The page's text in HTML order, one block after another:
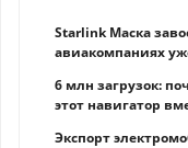
Starlink Маска
авиакомпаниях
6 млн загрузок:
этот навигатор
Экспорт